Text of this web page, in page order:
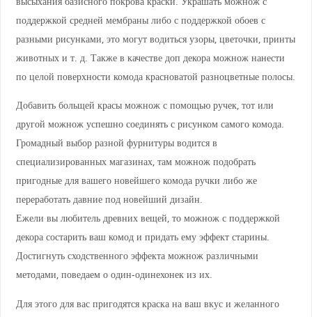
поддержкой средней мембраны либо с поддержкой обоев с
разными рисунками, это могут водиться узоры, цветочки, принты
животных и т. д. Также в качестве доп декора можнож нанести
по целой поверхности комода красноватой разноцветные полосы.
Добавить больщей красы можнож с помощью ручек, тот или
другой можнож успешно соединять с рисунком самого комода.
Громадный выбор разной фурнитуры водится в
специализированных магазинах, там можнож подобрать
пригодные для вашего новейшего комода ручки либо же
переработать давние под новейший дизайн.
Ежели вы любитель древних вещей, то можнож с поддержкой
декора состарить ваш комод и придать ему эффект старины.
Достигнуть сходственного эффекта можнож различными
методами, поведаем о один-одинехонек из их.
Для этого для вас пригодятся краска на ваш вкус и желанного